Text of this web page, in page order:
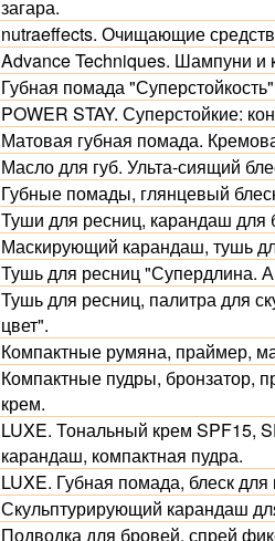
загара.
nutraeffects. Очищающие
Advance Techniques. Шампуни и
Губная помада
POWER STAY. Суперстойкие:
Матовая губная помада.
Масло для губ. Ульта-сиящий
Губные помады, глянцевый
Туши для ресниц, карандаш для
Маскирующий карандаш, тушь
Тушь для ресниц "Супердлина.
Тушь для ресниц, палитра для
цвет".
Компактные румяна, праймер,
Компактные пудры, бронзатор,
крем.
LUXE. Тональный крем SPF15,
карандаш, компактная пудра.
LUXE. Губная помада, блеск для
Скульптурирующий карандаш
Подводка для бровей, спрей